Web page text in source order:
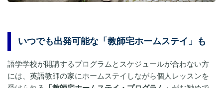
いつでも出発可能な「教師宅ホームステイ」も
語学学校が開講するプログラムとスケジュールが合わない方
には、英語教師の家にホームステイしながら個人レッスンを